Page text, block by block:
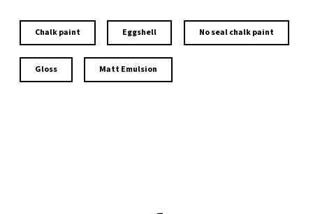
Chalk paint Eggshell No seal chalk paint
Gloss Matt Emulsion